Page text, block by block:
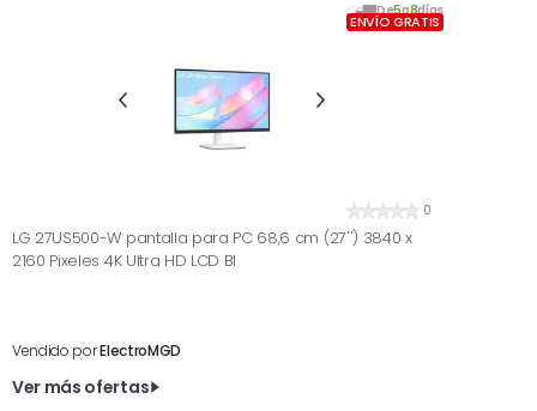
De5a8días
ENVÍO GRATIS
0
LG 27US500-W pantalla para PC 68,6 cm (27'') 3840 x
2160 Pixeles 4K Ultra HD LCD Bl
Vendido porElectroMGD
Ver más ofertas